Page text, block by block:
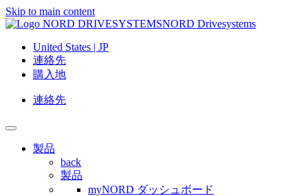
Skip to main content
NORD Drivesystems
United States | JP
連絡先
購入地
連絡先
製品
back
製品
myNORD ダッシュボード